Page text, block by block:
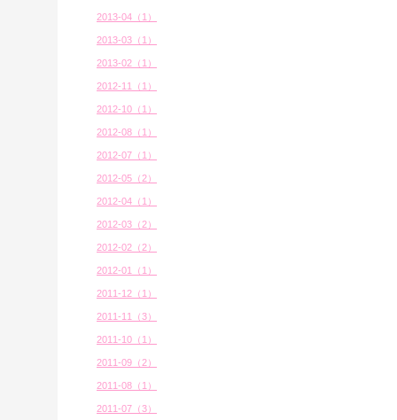
2013-04（1）
2013-03（1）
2013-02（1）
2012-11（1）
2012-10（1）
2012-08（1）
2012-07（1）
2012-05（2）
2012-04（1）
2012-03（2）
2012-02（2）
2012-01（1）
2011-12（1）
2011-11（3）
2011-10（1）
2011-09（2）
2011-08（1）
2011-07（3）